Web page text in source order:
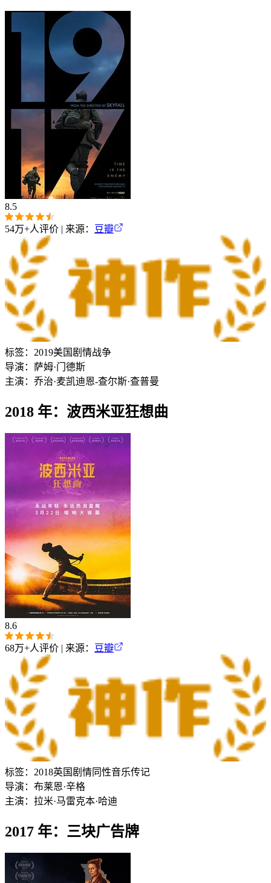
8.5
54万+人评价 | 来源： 豆瓣
标签： 2019美国 剧情战争
导演： 萨姆·门德斯
主演： 乔治·麦凯迪恩-查尔斯·查普曼
2018 年：波西米亚狂想曲
8.6
68万+人评价 | 来源： 豆瓣
标签： 2018英国 剧情同性音乐传记
导演： 布莱恩·辛格
主演： 拉米·马雷克本·哈迪
2017 年：三块广告牌